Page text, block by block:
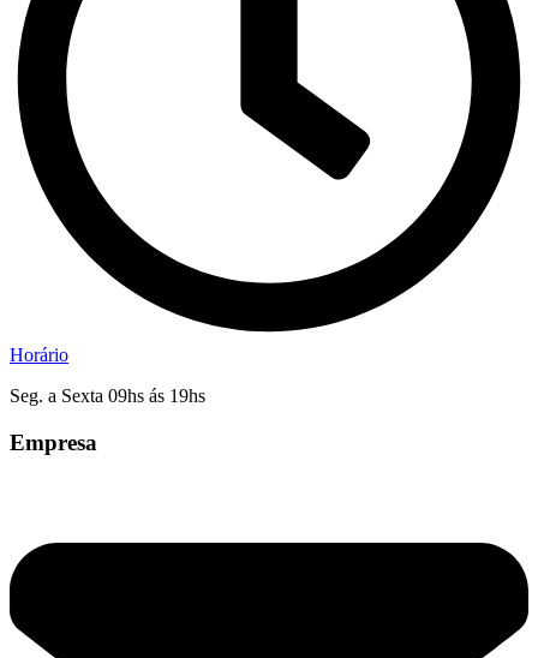
Horário
Seg. a Sexta 09hs ás 19hs
Empresa